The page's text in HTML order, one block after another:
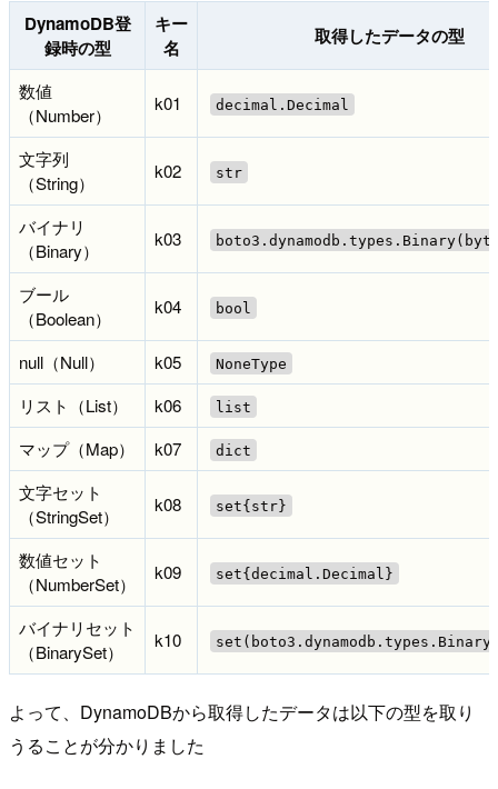
DynamoDB登
録時の型
キー
名
取得したデータの型
数値
（Number）
k01 decimal.Decimal
文字列
（String）
k02 str
バイナリ
（Binary）
k03
ブール
（Boolean）
k04 bool
null（Null） k05 NoneType
リスト（List） k06 list
マップ（Map） k07 dict
文字セット
（StringSet）
k08 set{str}
数値セット
（NumberSet）
k09 set{decimal.Decimal}
バイナリセット
（BinarySet）
k10
よって、DynamoDBから取得したデータは以下の型を取り
うることが分かりました